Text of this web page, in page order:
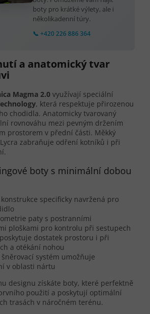
boty pro krátké výlety, ale i
několikadenní túry.
📞 +420 226 886 364
a anatomický tvar
Magma 2.0 využívají speciální
, která respektuje přirozenou
chodidla. Anatomicky tvarovaný
rovnováhu mezi pevným držením
prostorem v přední části. Měkký
zabraňuje odření kotníků i při
boty s minimální dobou
specificky navržená pro
paty s postranními
ploškami pro kontrolu při sestupech
dostatek prostoru i při
a otékání nohou
systém umožňuje
v oblasti nártu
designu získáte boty, které perfektně
použití a poskytují optimální
trasách v náročném terénu.